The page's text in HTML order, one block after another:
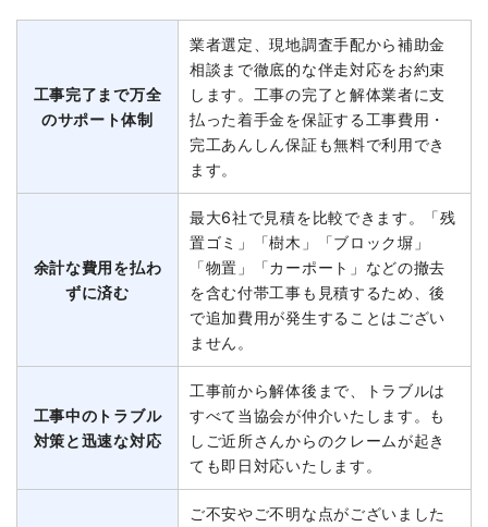
工事完了まで万全
のサポート体制
業者選定、現地調査手配から補助金
相談まで徹底的な伴走対応をお約束
します。工事の完了と解体業者に支
払った着手金を保証する工事費用・
完工あんしん保証も無料で利用でき
ます。
余計な費用を払わ
ずに済む
最大6社で見積を比較できます。「残
置ゴミ」「樹木」「ブロック塀」
「物置」「カーポート」などの撤去
を含む付帯工事も見積するため、後
で追加費用が発生することはござい
ません。
工事中のトラブル
対策と迅速な対応
工事前から解体後まで、トラブルは
すべて当協会が仲介いたします。も
しご近所さんからのクレームが起き
ても即日対応いたします。
ご不安やご不明な点がございました